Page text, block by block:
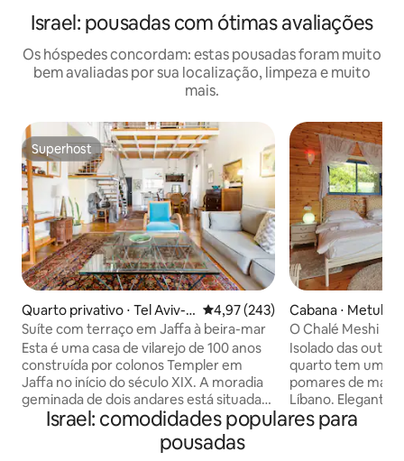
Israel: pousadas com ótimas avaliações
Os hóspedes concordam: estas pousadas foram muito
bem avaliadas por sua localização, limpeza e muito
mais.
Superhost
Superhost
Quarto privativo ⋅ Tel Aviv-Y
afo
4,97 de uma avaliação média de
4,97 (243)
Suíte com terraço em Jaffa à beira-mar
Esta é uma casa de vilarejo de 100 anos
construída por colonos Templer em
Jaffa no início do século XIX. A moradia
geminada de dois andares está situada
no segundo andar do edifício. Tetos com
mais de seis metros de altura darão o
espaço de respiração que você deseja
Cabana ⋅ Metula
O Chalé Meshi
Isolado das
quarto tem uma
pomares de
Líbano. Elegantemente decorado com
uma decoração
quarto permitirá
Israel: comodidades populares para
pousadas